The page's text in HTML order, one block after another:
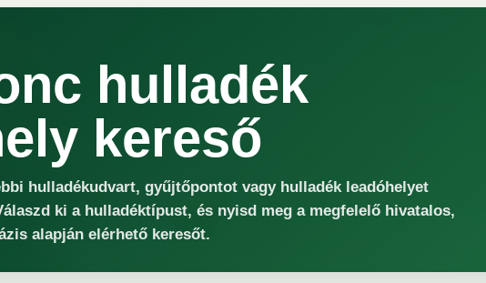
hulladék
kereső
hulladékudvart, gyűjtőpontot vagy hulladék leadóhelyet
ki a hulladéktípust, és nyisd meg a megfelelő hivatalos,
alapján elérhető keresőt.